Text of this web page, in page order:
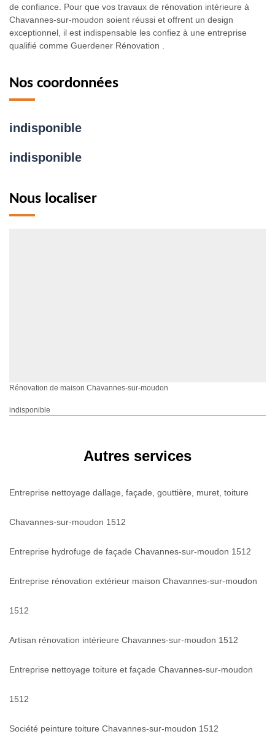
de confiance. Pour que vos travaux de rénovation intérieure à
Chavannes-sur-moudon soient réussi et offrent un design
exceptionnel, il est indispensable les confiez à une entreprise
qualifié comme Guerdener Rénovation .
Nos coordonnées
indisponible
indisponible
Nous localiser
Rénovation de maison Chavannes-sur-moudon
indisponible
Autres services
Entreprise nettoyage dallage, façade, gouttière, muret, toiture
Chavannes-sur-moudon 1512
Entreprise hydrofuge de façade Chavannes-sur-moudon 1512
Entreprise rénovation extérieur maison Chavannes-sur-moudon
1512
Artisan rénovation intérieure Chavannes-sur-moudon 1512
Entreprise nettoyage toiture et façade Chavannes-sur-moudon
1512
Société peinture toiture Chavannes-sur-moudon 1512